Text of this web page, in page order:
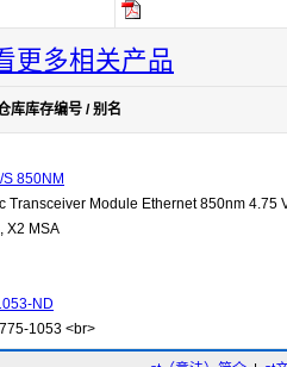
更多相关产品
库库存编号 / 别名
850NM
Transceiver Module Ethernet 850nm 4.75
X2 MSA
ND
1053 <br>